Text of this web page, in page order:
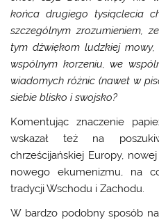
końca drugiego tysiąclecia
szczególnym zrozumieniem,
tym dźwiękom ludzkiej
wspólnym korzeniu, we
wiadomych różnic (nawet w
siebie blisko i swojsko?
Komentując znaczenie
wskazał też na
chrześcijańskiej Europy,
nowego ekumenizmu, na
tradycji Wschodu i Zachodu.
W bardzo podobny sposób